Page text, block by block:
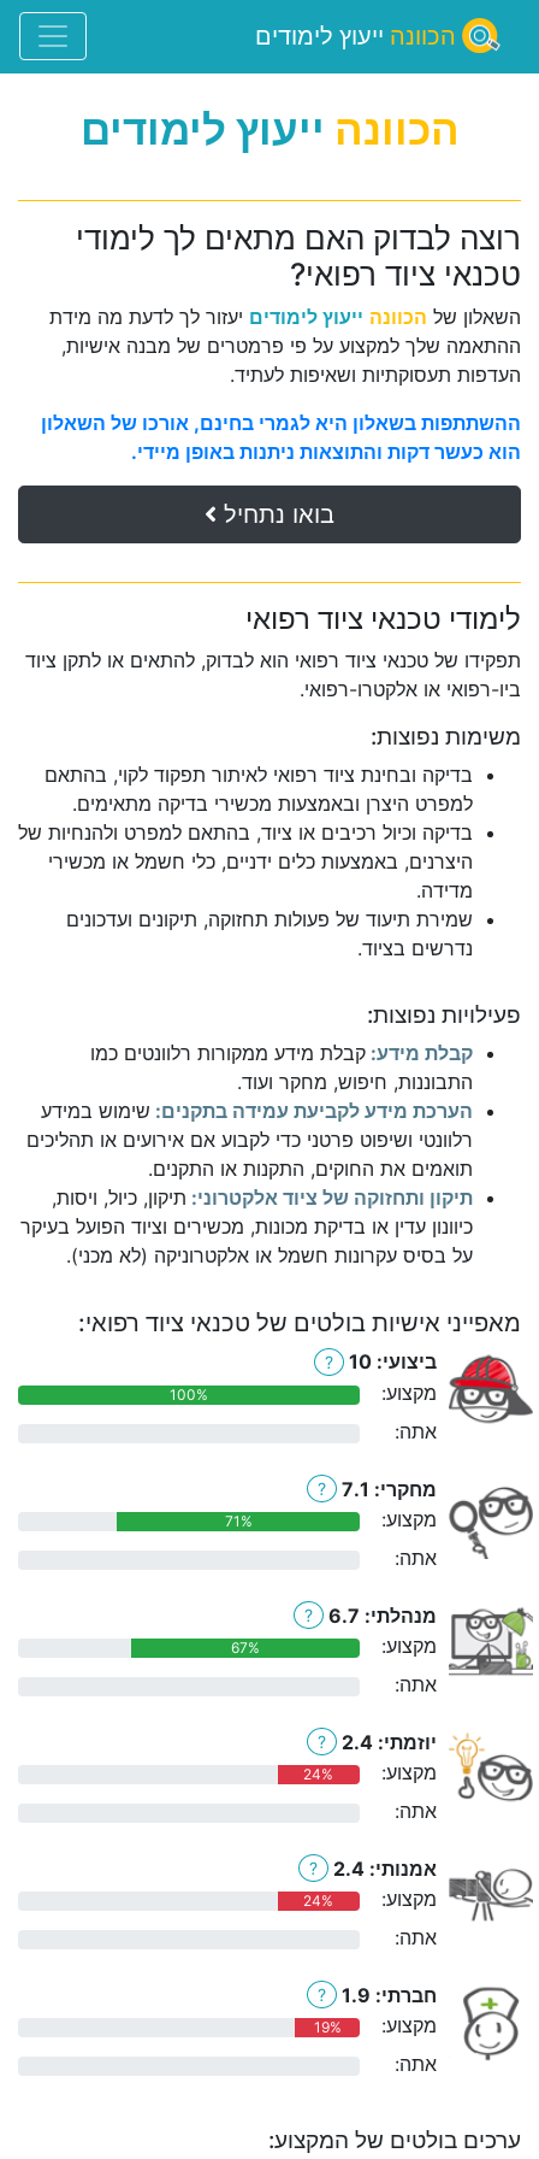
הכוונה ייעוץ לימודים
הכוונה ייעוץ לימודים
רוצה לבדוק האם מתאים לך לימודי
טכנאי ציוד רפואי?
השאלון של הכוונה ייעוץ לימודים יעזור לך לדעת מה מידת
ההתאמה שלך למקצוע על פי פרמטרים של מבנה אישיות,
העדפות תעסוקתיות ושאיפות לעתיד.
ההשתתפות בשאלון היא לגמרי בחינם, אורכו של השאלון
הוא כעשר דקות והתוצאות ניתנות באופן מיידי.
בואו נתחיל
לימודי טכנאי ציוד רפואי
תפקידו של טכנאי ציוד רפואי הוא לבדוק, להתאים או לתקן ציוד
ביו-רפואי או אלקטרו-רפואי.
משימות נפוצות:
בדיקה ובחינת ציוד רפואי לאיתור תפקוד לקוי, בהתאם
למפרט היצרן ובאמצעות מכשירי בדיקה מתאימים.
בדיקה וכיול רכיבים או ציוד, בהתאם למפרט ולהנחיות של
היצרנים, באמצעות כלים ידניים, כלי חשמל או מכשירי
מדידה.
שמירת תיעוד של פעולות תחזוקה, תיקונים ועדכונים
נדרשים בציוד.
פעילויות נפוצות:
קבלת מידע: קבלת מידע ממקורות רלוונטים כמו
התבוננות, חיפוש, מחקר ועוד.
הערכת מידע לקביעת עמידה בתקנים: שימוש במידע
רלוונטי ושיפוט פרטני כדי לקבוע אם אירועים או תהליכים
תואמים את החוקים, התקנות או התקנים.
תיקון ותחזוקה של ציוד אלקטרוני: תיקון, כיול, ויסות,
כיוונון עדין או בדיקת מכונות, מכשירים וציוד הפועל בעיקר
על בסיס עקרונות חשמל או אלקטרוניקה (לא מכני).
מאפייני אישיות בולטים של טכנאי ציוד רפואי:
ביצועי: 10 ?
מקצוע: 100%
אתה:
מחקרי: 7.1 ?
מקצוע: 71%
אתה:
מנהלתי: 6.7 ?
מקצוע: 67%
אתה:
יוזמתי: 2.4 ?
מקצוע: 24%
אתה:
אמנותי: 2.4 ?
מקצוע: 24%
אתה:
חברתי: 1.9 ?
מקצוע: 19%
אתה:
ערכים בולטים של המקצוע: